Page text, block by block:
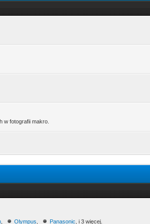
w fotografii makro.
Olympus Panasonic , i 3 więcej.